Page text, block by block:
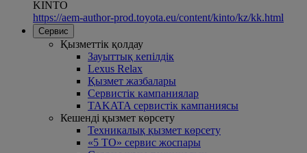
KINTO
https://aem-author-prod.toyota.eu/content/kinto/kz/kk.html
Сервис
Қызметтік қолдау
Зауыттық кепілдік
Lexus Relax
Қызмет жазбалары
Сервистік кампаниялар
TAKATA сервистік кампаниясы
Кешенді қызмет көрсету
Техникалық қызмет көрсету
«5 ТО» сервис жоспары